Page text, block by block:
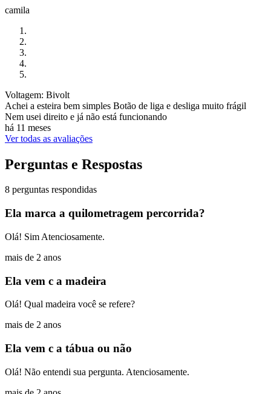
camila
Voltagem: Bivolt
Achei a esteira bem simples Botão de liga e desliga muito frágil
Nem usei direito e já não está funcionando
há 11 meses
Ver todas as avaliações
Perguntas e Respostas
8 perguntas respondidas
Ela marca a quilometragem percorrida?
Olá! Sim Atenciosamente.
mais de 2 anos
Ela vem c a madeira
Olá! Qual madeira você se refere?
mais de 2 anos
Ela vem c a tábua ou não
Olá! Não entendi sua pergunta. Atenciosamente.